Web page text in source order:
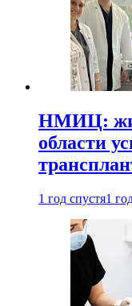
НМИЦ:
области
1 год спустя1